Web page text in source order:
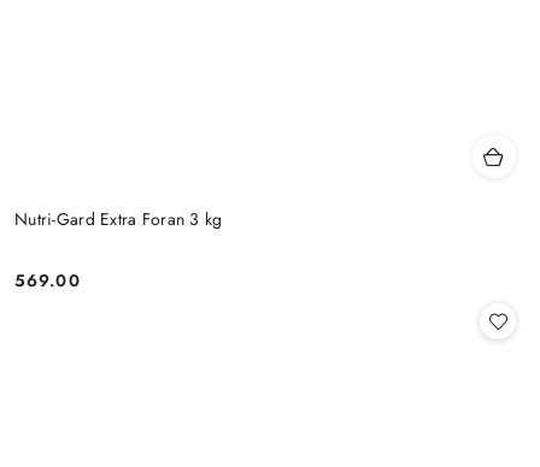
Nutri-Gard Extra Foran 3 kg
Cena:
569.00